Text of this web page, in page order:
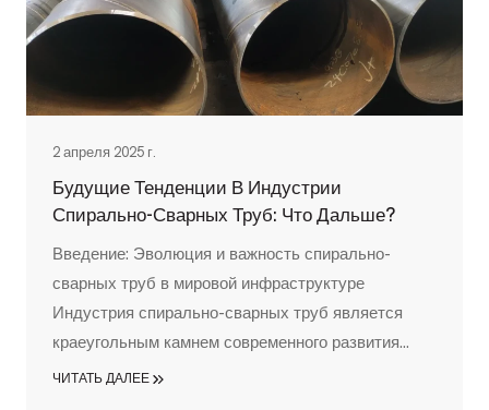
2 апреля 2025 г.
Будущие Тенденции В Индустрии
Спирально-Сварных Труб: Что Дальше?
Введение: Эволюция и важность спирально-
сварных труб в мировой инфраструктуре
Индустрия спирально-сварных труб является
краеугольным камнем современного развития
инфраструктуры, обеспечивая важнейшие
ЧИТАТЬ ДАЛЕЕ